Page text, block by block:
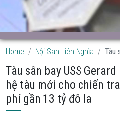
Home Nội San Liên Nghĩa Tàu
Tàu sân bay USS
hệ tàu mới cho chiến
phí gần 13 tỷ đô la